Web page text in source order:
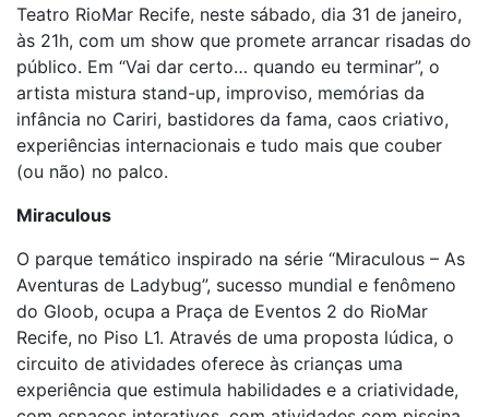
Teatro RioMar Recife, neste sábado, dia 31 de janeiro,
às 21h, com um show que promete arrancar risadas do
público. Em “Vai dar certo… quando eu terminar”, o
artista mistura stand-up, improviso, memórias da
infância no Cariri, bastidores da fama, caos criativo,
experiências internacionais e tudo mais que couber
(ou não) no palco.
Miraculous
O parque temático inspirado na série “Miraculous – As
Aventuras de Ladybug”, sucesso mundial e fenômeno
do Gloob, ocupa a Praça de Eventos 2 do RioMar
Recife, no Piso L1. Através de uma proposta lúdica, o
circuito de atividades oferece às crianças uma
experiência que estimula habilidades e a criatividade,